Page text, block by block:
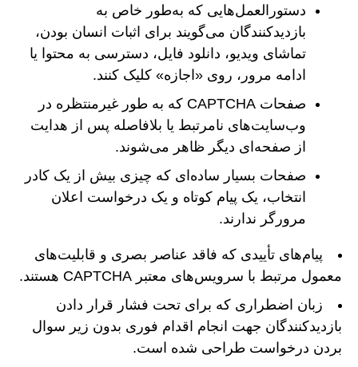
دستورالعمل‌هایی که به‌طور خاص به
بازدیدکنندگان می‌گویند برای اثبات انسان بودن،
تماشای ویدیو، دانلود فایل، دسترسی به محتوا یا
ادامه مرور، روی «اجازه» کلیک کنند.
صفحات CAPTCHA که به طور غیرمنتظره در
وب‌سایت‌های نامرتبط یا بلافاصله پس از هدایت
از صفحه‌ای دیگر ظاهر می‌شوند.
صفحات بسیار ساده‌ای که چیزی بیش از یک کادر
انتخاب، یک پیام کوتاه و یک درخواست اعلان
مرورگر ندارند.
پیام‌های تأییدی که فاقد عناصر بصری و قابلیت‌های
معمول مرتبط با سرویس‌های معتبر CAPTCHA هستند.
زبان اضطراری که برای تحت فشار قرار دادن
بازدیدکنندگان جهت انجام اقدام فوری بدون زیر سوال
بردن درخواست طراحی شده است.